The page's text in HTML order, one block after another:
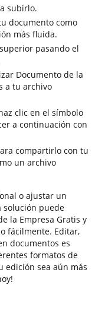
subirlo.
documento como
más fluida.
pasando el
Documento de la
a tu archivo
clic en el símbolo
a continuación con
compartirlo con tu
un archivo
o ajustar un
solución puede
la Empresa Gratis y
fácilmente. Editar,
documentos es
formatos de
edición sea aún más